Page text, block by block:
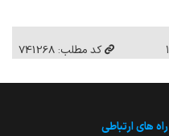
کد مطلب: 741268
راه های ارتباطی